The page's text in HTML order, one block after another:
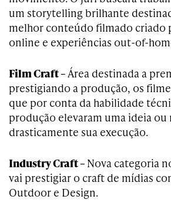
um storytelling brilhante
melhor conteúdo filmado criado
online e experiências out-of-
Film Craft –Área destinada a
prestigiando a produção, os
que por conta da habilidade
produção elevaram uma ideia ou
drasticamente sua execução.
Industry Craft – Nova categoria
vai prestigiar o craft de mídias
Outdoor e Design.